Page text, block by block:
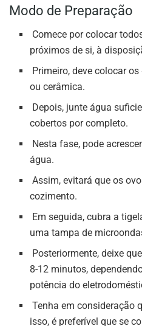
Modo de Preparação
Comece por colocar
próximos de si, à
Primeiro, deve colocar
ou cerâmica.
Depois, junte água
cobertos por completo.
Nesta fase, pode
água.
Assim, evitará que os
cozimento.
Em seguida, cubra a
uma tampa de
Posteriormente, deixe
8-12 minutos,
potência do
Tenha em consideração
isso, é preferível que se